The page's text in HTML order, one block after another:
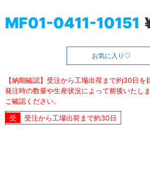
MF01-0411-10151
お気に入り
【納期確認】受注から工場出荷まで約30日を
発注時の数量や生産状況によって前後いたし
ご確認ください。
受注から工場出荷まで約30日